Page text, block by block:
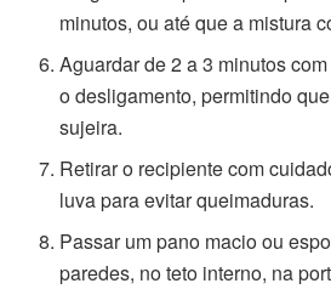
minutos, ou até que a mistura
Aguardar de 2 a 3 minutos
o desligamento, permitindo
sujeira.
Retirar o recipiente com
luva para evitar queimaduras.
Passar um pano macio ou
paredes, no teto interno, na